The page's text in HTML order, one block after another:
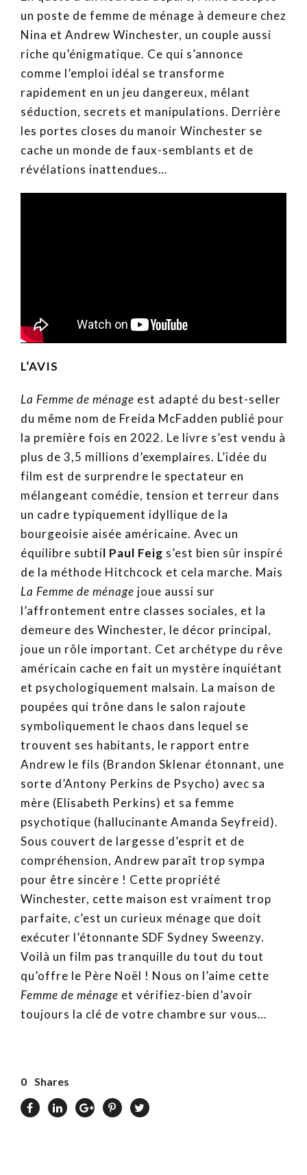
un poste de femme de ménage à demeure chez
Nina et Andrew Winchester, un couple aussi
riche qu’énigmatique. Ce qui s’annonce
comme l’emploi idéal se transforme
rapidement en un jeu dangereux, mêlant
séduction, secrets et manipulations. Derrière
les portes closes du manoir Winchester se
cache un monde de faux-semblants et de
révélations inattendues…
L‘AVIS
La Femme de ménage est adapté du best-seller
du même nom de Freida McFadden publié pour
la première fois en 2022. Le livre s’est vendu à
plus de 3,5 millions d’exemplaires. L’idée du
film est de surprendre le spectateur en
mélangeant comédie, tension et terreur dans
un cadre typiquement idyllique de la
bourgeoisie aisée américaine. Avec un
équilibre subtil Paul Feig s’est bien sûr inspiré
de la méthode Hitchcock et cela marche. Mais
La Femme de ménage joue aussi sur
l’affrontement entre classes sociales, et la
demeure des Winchester, le décor principal,
joue un rôle important. Cet archétype du rêve
américain cache en fait un mystère inquiétant
et psychologiquement malsain. La maison de
poupées qui trône dans le salon rajoute
symboliquement le chaos dans lequel se
trouvent ses habitants, le rapport entre
Andrew le fils (Brandon Sklenar étonnant, une
sorte d’Antony Perkins de Psycho) avec sa
mère (Elisabeth Perkins) et sa femme
psychotique (hallucinante Amanda Seyfreid).
Sous couvert de largesse d’esprit et de
compréhension, Andrew paraît trop sympa
pour être sincère ! Cette propriété
Winchester, cette maison est vraiment trop
parfaite, c’est un curieux ménage que doit
exécuter l’étonnante SDF Sydney Sweenzy.
Voilà un film pas tranquille du tout du tout
qu’offre le Père Noël ! Nous on l’aime cette
Femme de ménage et vérifiez-bien d’avoir
toujours la clé de votre chambre sur vous…
0 Shares